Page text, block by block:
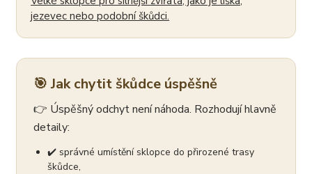
jezevec nebo podobní škůdci.
🎯 Jak chytit škůdce úspěšně
👉 Úspěšný odchyt není náhoda. Rozhodují hlavně
detaily:
✔️ správné umístění sklopce do přirozené trasy
škůdce,